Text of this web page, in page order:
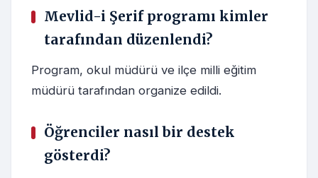
Mevlid-i Şerif programı kimler
tarafından düzenlendi?
Program, okul müdürü ve ilçe milli eğitim
müdürü tarafından organize edildi.
Öğrenciler nasıl bir destek
gösterdi?